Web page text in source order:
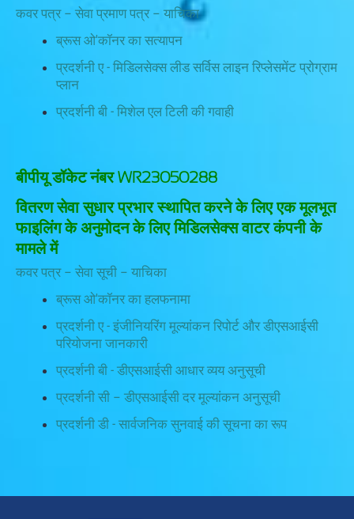
कवर पत्र – सेवा प्रमाण पत्र – याचिका
ब्रूस ओ'कॉनर का सत्यापन
प्रदर्शनी ए - मिडिलसेक्स लीड सर्विस लाइन रिप्लेसमेंट प्रोग्राम
प्लान
प्रदर्शनी बी - मिशेल एल टिली की गवाही
बीपीयू डॉकेट नंबर WR23050288
वितरण सेवा सुधार प्रभार स्थापित करने के लिए एक मूलभूत
फाइलिंग के अनुमोदन के लिए मिडिलसेक्स वाटर कंपनी के
मामले में
कवर पत्र – सेवा सूची – याचिका
ब्रूस ओ'कॉनर का हलफनामा
प्रदर्शनी ए - इंजीनियरिंग मूल्यांकन रिपोर्ट और डीएसआईसी
परियोजना जानकारी
प्रदर्शनी बी - डीएसआईसी आधार व्यय अनुसूची
प्रदर्शनी सी – डीएसआईसी दर मूल्यांकन अनुसूची
प्रदर्शनी डी - सार्वजनिक सुनवाई की सूचना का रूप